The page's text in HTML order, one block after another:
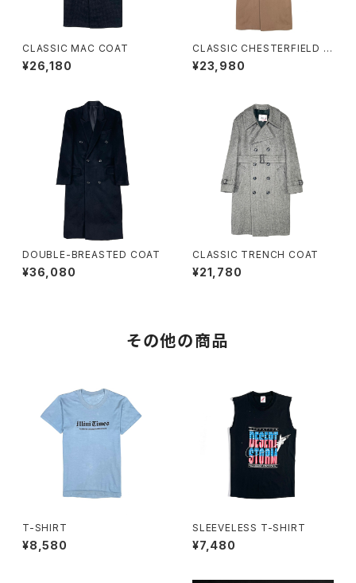
CLASSIC MAC COAT
¥26,180
CLASSIC CHESTERFIELD C
OAT
¥23,980
DOUBLE-BREASTED COAT
¥36,080
CLASSIC TRENCH COAT
¥21,780
その他の商品
T-SHIRT
¥8,580
SLEEVELESS T-SHIRT
¥7,480